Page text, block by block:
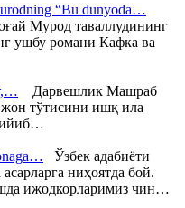
“Bu dunyoda…
Мурод таваллудининг
ушбу романи Кафка ва
Дарвешлик Машраб
тўтисини ишқ ила
Ўзбек адабиёти
ниҳоятда бой.
ижодкорларимиз чин…